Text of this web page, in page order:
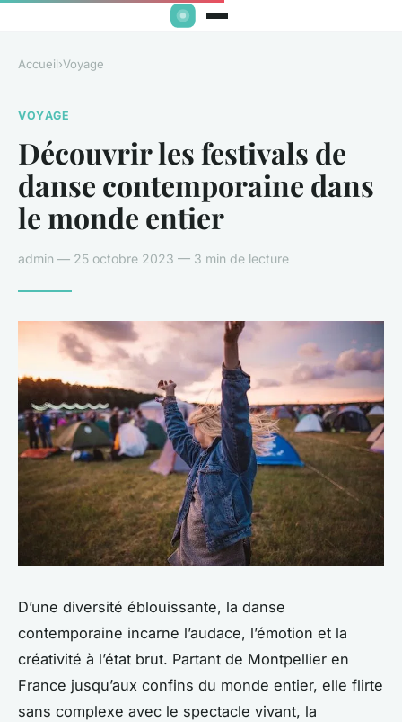
Accueil›Voyage
VOYAGE
Découvrir les festivals de
danse contemporaine dans
le monde entier
admin — 25 octobre 2023 — 3 min de lecture
D’une diversité éblouissante, la danse
contemporaine incarne l’audace, l’émotion et la
créativité à l’état brut. Partant de Montpellier en
France jusqu’aux confins du monde entier, elle flirte
sans complexe avec le spectacle vivant, la